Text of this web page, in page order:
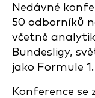
Nedávné
50 odborníků
včetně
Bundesligy,
jako Formule 1.
Konference